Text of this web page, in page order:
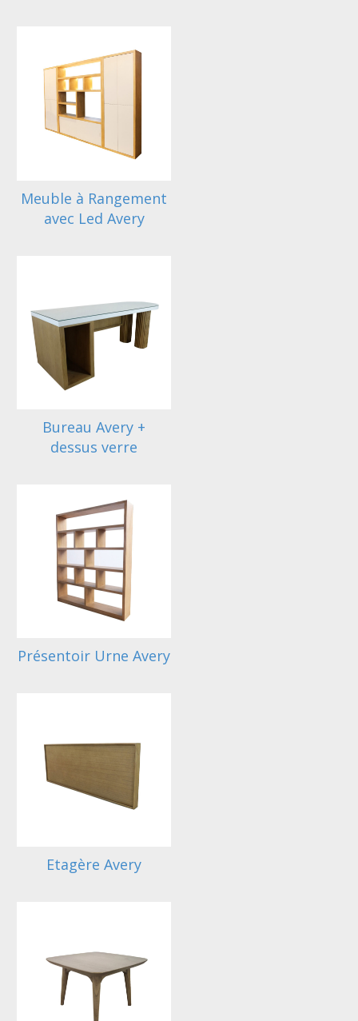
Meuble à Rangement
avec Led Avery
Bureau Avery +
dessus verre
Présentoir Urne Avery
Etagère Avery